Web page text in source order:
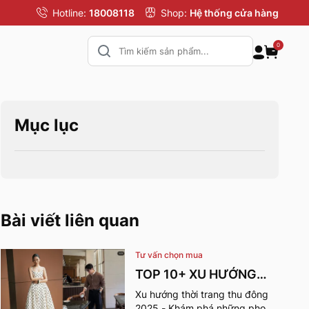
Hotline: 18008118 Shop: Hệ thống cửa hàng
0
Mục lục
Bài viết liên quan
Tư vấn chọn mua
TOP 10+ XU HƯỚNG
THỜI TRANG THU
Xu hướng thời trang thu đông